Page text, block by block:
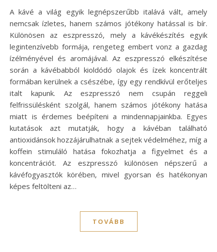
A kávé a világ egyik legnépszerűbb italává vált, amely
nemcsak ízletes, hanem számos jótékony hatással is bír.
Különösen az eszpresszó, mely a kávékészítés egyik
legintenzívebb formája, rengeteg embert vonz a gazdag
ízélményével és aromájával. Az eszpresszó elkészítése
során a kávébabból kioldódó olajok és ízek koncentrált
formában kerülnek a csészébe, így egy rendkívül erőteljes
italt kapunk. Az eszpresszó nem csupán reggeli
felfrissülésként szolgál, hanem számos jótékony hatása
miatt is érdemes beépíteni a mindennapjainkba. Egyes
kutatások azt mutatják, hogy a kávéban található
antioxidánsok hozzájárulhatnak a sejtek védelméhez, míg a
koffein stimuláló hatása fokozhatja a figyelmet és a
koncentrációt. Az eszpresszó különösen népszerű a
kávéfogyasztók körében, mivel gyorsan és hatékonyan
képes feltölteni az…
TOVÁBB